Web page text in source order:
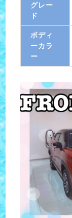
グレー
ド
ボディ
ーカラ
ー